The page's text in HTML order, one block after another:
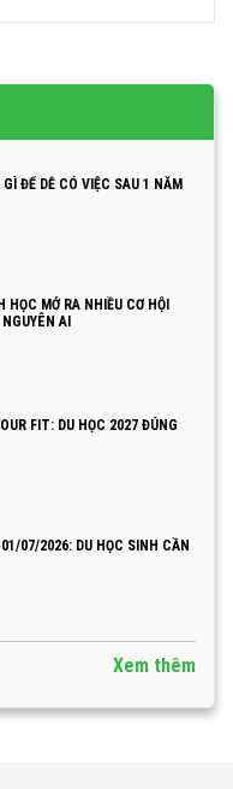
ĐỂ DỄ CÓ VIỆC SAU 1 NĂM
HỌC MỞ RA NHIỀU CƠ HỘI
AI
FIT: DU HỌC 2027 ĐÚNG
07/2026: DU HỌC SINH CẦN
Xem thêm